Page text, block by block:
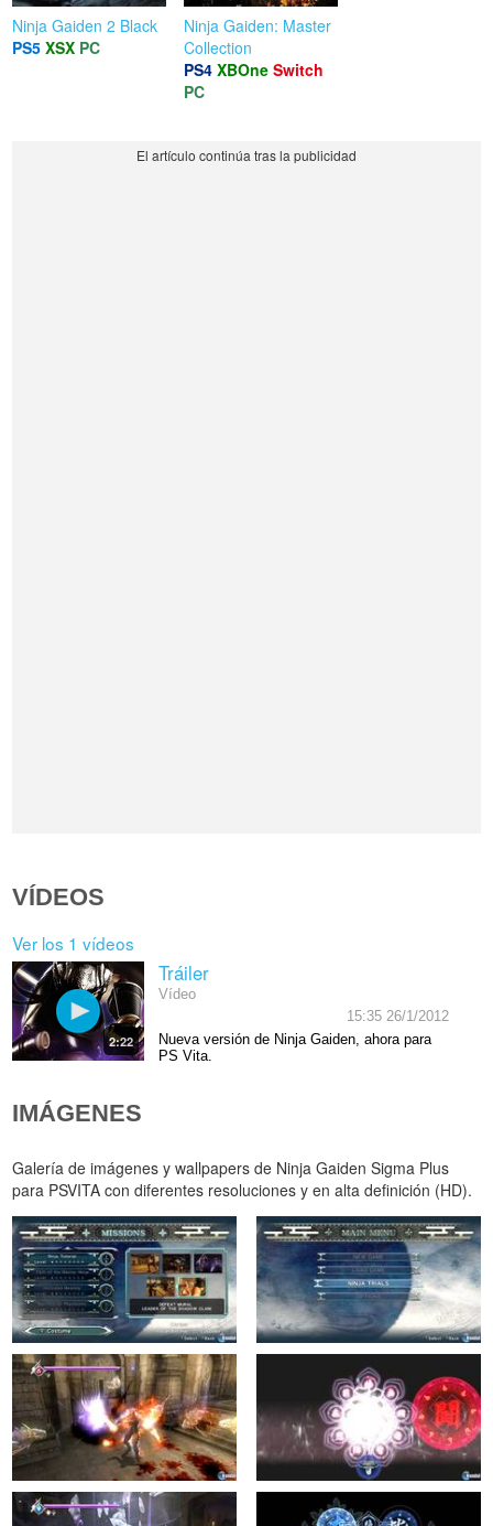
Ninja Gaiden 2 Black
PS5 XSX PC
Ninja Gaiden: Master
Collection
PS4 XBOne Switch
PC
VÍDEOS
Ver los 1 vídeos
2:22
Tráiler
Vídeo
15:35 26/1/2012
Nueva versión de Ninja Gaiden, ahora para
PS Vita.
IMÁGENES
Galería de imágenes y wallpapers de Ninja Gaiden Sigma Plus
para PSVITA con diferentes resoluciones y en alta definición (HD).